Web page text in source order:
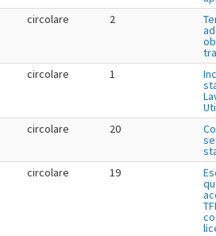
circolare 2
circolare 1
circolare 20
circolare 19